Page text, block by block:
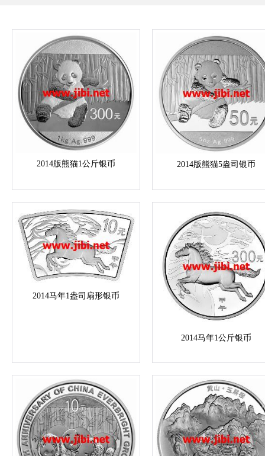
2014版熊猫1公斤银币 2014版熊猫5盎司银币
2014马年1盎司扇形银币
2014马年1公斤银币